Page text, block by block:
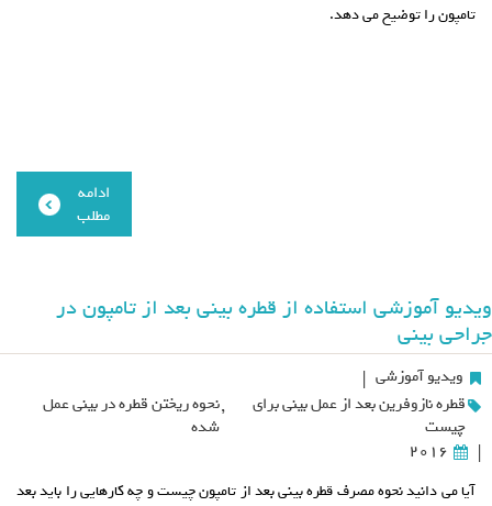
تامپون را توضیح می دهد.
ادامه
مطلب
ویدیو آموزشی استفاده از قطره بینی بعد از تامپون در
جراحی بینی
ویدیو آموزشی |
قطره نازوفرین بعد از عمل بینی برای
چیست
,نحوه ریختن قطره در بینی عمل
شده
|
2016
آیا می دانید نحوه مصرف قطره بینی بعد از تامپون چیست و چه کارهایی را باید بعد